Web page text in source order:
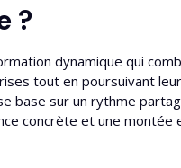
?
dynamique qui
tout en poursuivant
base sur un rythme
concrète et une montée